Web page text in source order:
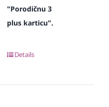
"Porodičnu 3
plus karticu".
Details